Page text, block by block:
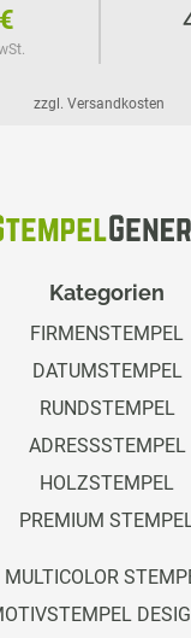
zzgl. Versandkosten
Kategorien
FIRMENSTEMPEL
DATUMSTEMPEL
RUNDSTEMPEL
ADRESSSTEMPEL
HOLZSTEMPEL
PREMIUM
MULTICOLOR